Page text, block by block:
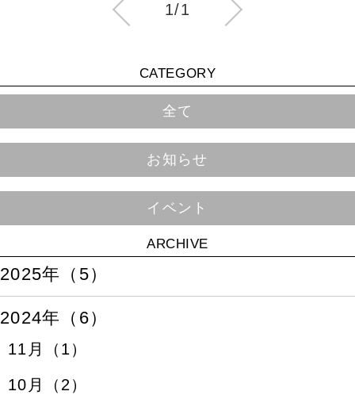
1/1
CATEGORY
全て
お知らせ
イベント
ARCHIVE
2025年（5）
2024年（6）
11月（1）
10月（2）